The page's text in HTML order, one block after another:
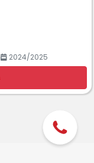
2024/2025